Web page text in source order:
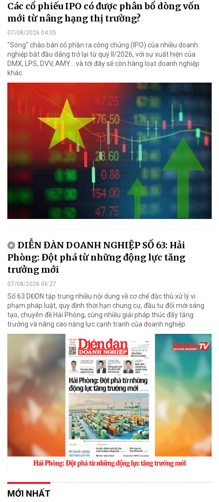
Các cổ phiếu IPO có được phân bổ dòng vốn
mới từ nâng hạng thị trường?
07/08/2026 04:05
"Sóng" chào bán cổ phần ra công chúng (IPO) của nhiều doanh
nghiệp bắt đầu dâng trở lại từ quý II/2026, với sự xuất hiện của
DMX, LPS, DVV, AMY... và tới đây sẽ còn hàng loạt doanh nghiệp
khác.
DIỄN ĐÀN DOANH NGHIỆP SỐ 63: Hải
Phòng: Đột phá từ những động lực tăng
trưởng mới
07/08/2026 06:27
Số 63 DĐDN tập trung nhiều nội dung về cơ chế đặc thù xử lý vi
phạm pháp luật, quy định thời hạn chung cư, đầu tư đổi mới sáng
tạo, chuyên đề Hải Phòng, cùng nhiều giải pháp thúc đẩy tăng
trưởng và nâng cao năng lực cạnh tranh của doanh nghiệp.
MỚI NHẤT